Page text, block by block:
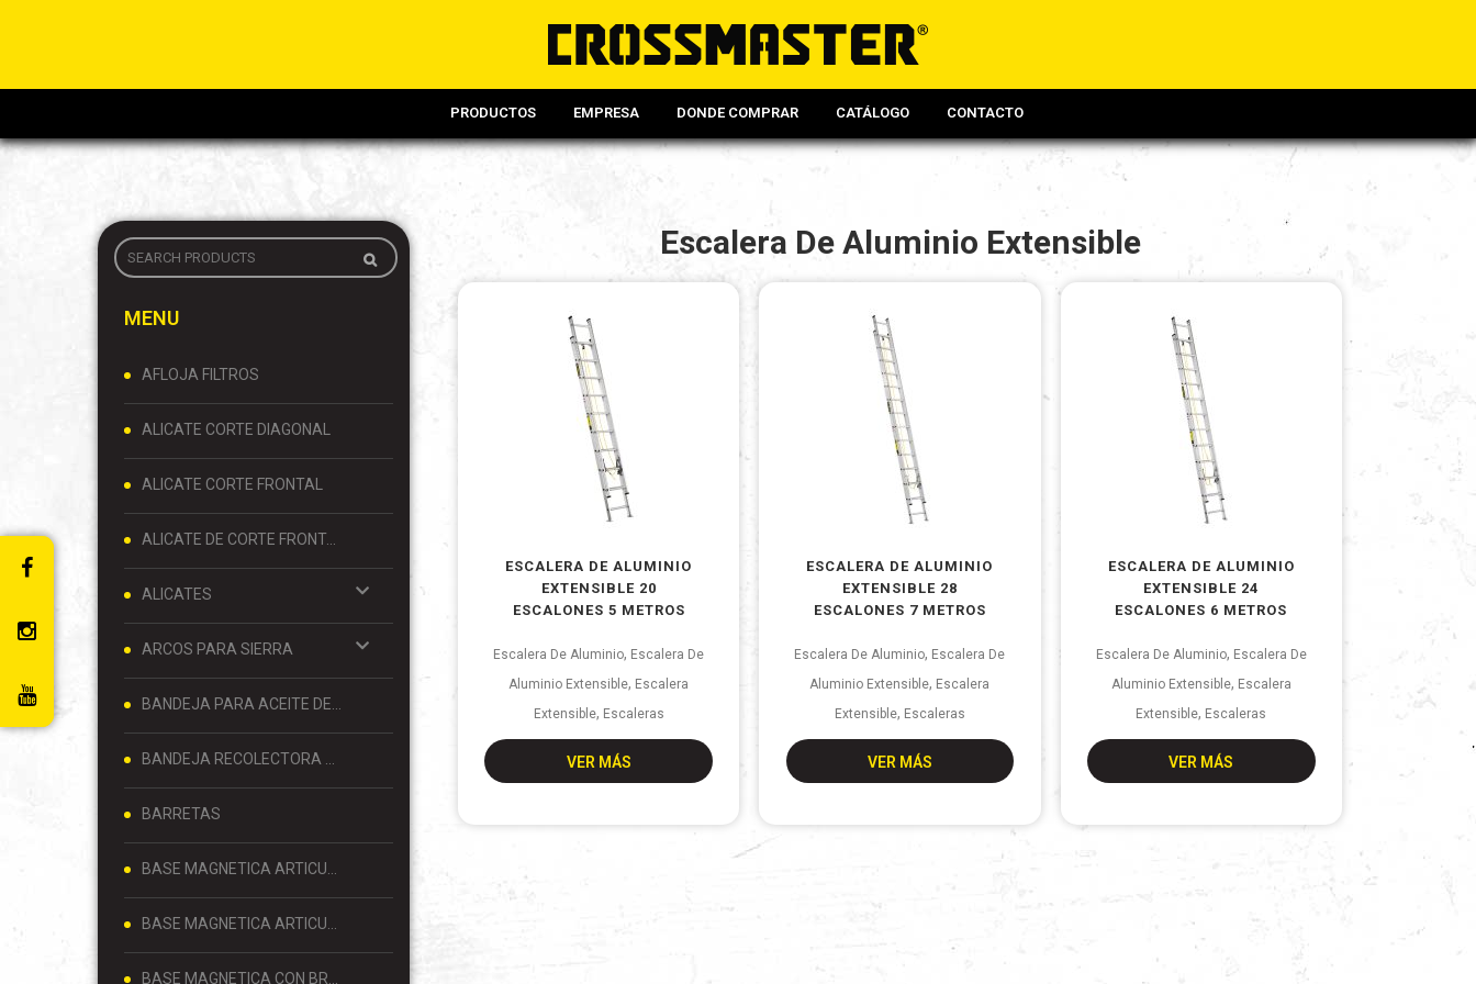
PRODUCTOS EMPRESA DONDE COMPRAR CATÁLOGO CONTACTO
MENU
AFLOJA FILTROS
ALICATE CORTE DIAGONAL
ALICATE CORTE FRONTAL
ALICATE DE CORTE FRONTAL 8 PULGADAS
ALICATES
ARCOS PARA SIERRA
BARRETAS
Escalera De Aluminio Extensible
ESCALERA DE ALUMINIO
EXTENSIBLE 20
ESCALONES 5 METROS
Escalera De Aluminio, Escalera De
Aluminio Extensible, Escalera
Extensible, Escaleras
VER MÁS
ESCALERA DE ALUMINIO
EXTENSIBLE 28
ESCALONES 7 METROS
Escalera De Aluminio, Escalera De
Aluminio Extensible, Escalera
Extensible, Escaleras
VER MÁS
ESCALERA DE ALUMINIO
EXTENSIBLE 24
ESCALONES 6 METROS
Escalera De Aluminio, Escalera De
Aluminio Extensible, Escalera
Extensible, Escaleras
VER MÁS